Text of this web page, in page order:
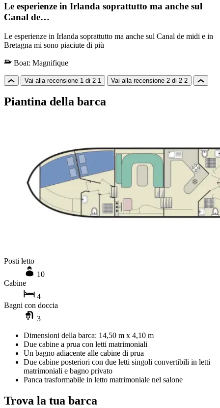
Le esperienze in Irlanda soprattutto ma anche sul
Canal de…
Le esperienze in Irlanda soprattutto ma anche sul Canal de midi e in
Bretagna mi sono piaciute di più
Boat: Magnifique
Vai alla recensione 1 di 2 1 Vai alla recensione 2 di 2 2
Piantina della barca
Posti letto
10
Cabine
4
Bagni con doccia
3
Dimensioni della barca: 14,50 m x 4,10 m
Due cabine a prua con letti matrimoniali
Un bagno adiacente alle cabine di prua
Due cabine posteriori con due letti singoli convertibili in letti
matrimoniali e bagno privato
Panca trasformabile in letto matrimoniale nel salone
Trova la tua barca